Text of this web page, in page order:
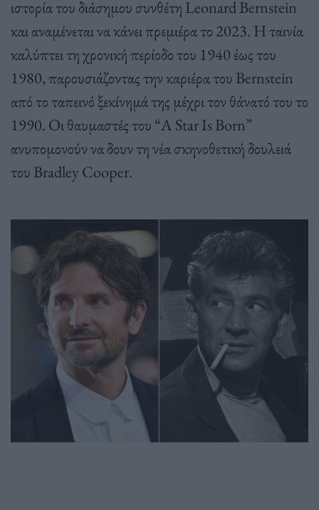
ιστορία του διάσημου συνθέτη Leonard Bernstein
και αναμένεται να κάνει πρεμιέρα το 2023. Η ταινία
καλύπτει τη χρονική περίοδο του 1940 έως του
1980, παρουσιάζοντας την καριέρα του Bernstein
από το ταπεινό ξεκίνημά της μέχρι τον θάνατό του το
1990. Οι θαυμαστές του “A Star Is Born”
ανυπομονούν να δουν τη νέα σκηνοθετική δουλειά
του Bradley Cooper.